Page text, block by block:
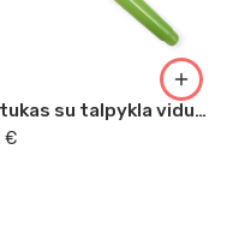
Teptukas su talpykla vidutiniškas
€